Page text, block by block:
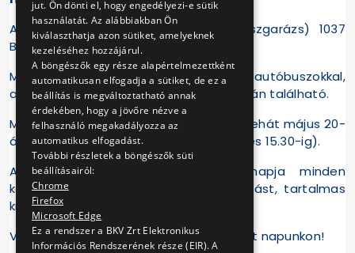
ATÜI Óbudai Divízió (Óbudai autóbuszgarázs) 1037
Budapest Pomázi út 15.
Megközelíthető a 118-as, 160-as, 218-as autóbuszokkal,
amelyeknek menetrendje a BKK honlapján található.
Minden érdeklődőt szeretettel várunk tehát május 20-
án, szombaton 10-16 óra között (belépés 15.30-ig).
Az óbudai autóbuszgarázs nyílt napja minden
korosztály számára kellemes szórakozást, tartalmas
kikapcsolódást ígér.
Várunk minden érdeklődőt ingyenes nyílt napunkon!
jut. Ön dönti el, hogy engedélyezi-e sütik
használatát. Az alábbiakban Ön
kiválaszthatja azon sütiket, amelyeknek
kezeléséhez hozzájárul.
A böngészők egy része alapértelmezettként
automatikusan elfogadja a sütiket, de ez a
beállítás is megváltoztatható annak
érdekében, hogy a jövőre nézve a
felhasználó megakadályozza az
automatikus elfogadást.
További részletek a böngészők süti
beállításairól:
Chrome
Firefox
Microsoft Edge
Ez a rendszer a BKV Zrt Elektronikus
Információs Rendszerének része (EIR). A